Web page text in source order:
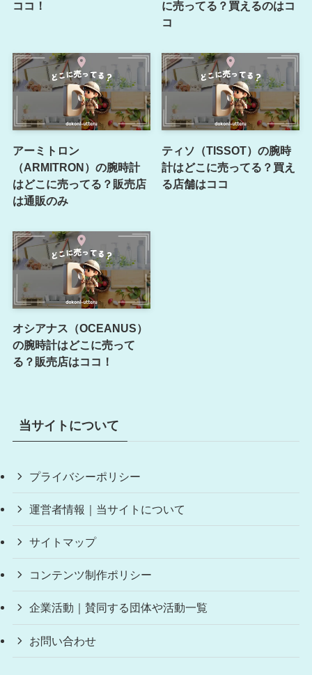
ココ！
に売ってる？買えるのはコ
コ
アーミトロン
（ARMITRON）の腕時計
はどこに売ってる？販売店
は通販のみ
ティソ（TISSOT）の腕時
計はどこに売ってる？買え
る店舗はココ
オシアナス（OCEANUS）
の腕時計はどこに売って
る？販売店はココ！
当サイトについて
プライバシーポリシー
運営者情報｜当サイトについて
サイトマップ
コンテンツ制作ポリシー
企業活動｜賛同する団体や活動一覧
お問い合わせ